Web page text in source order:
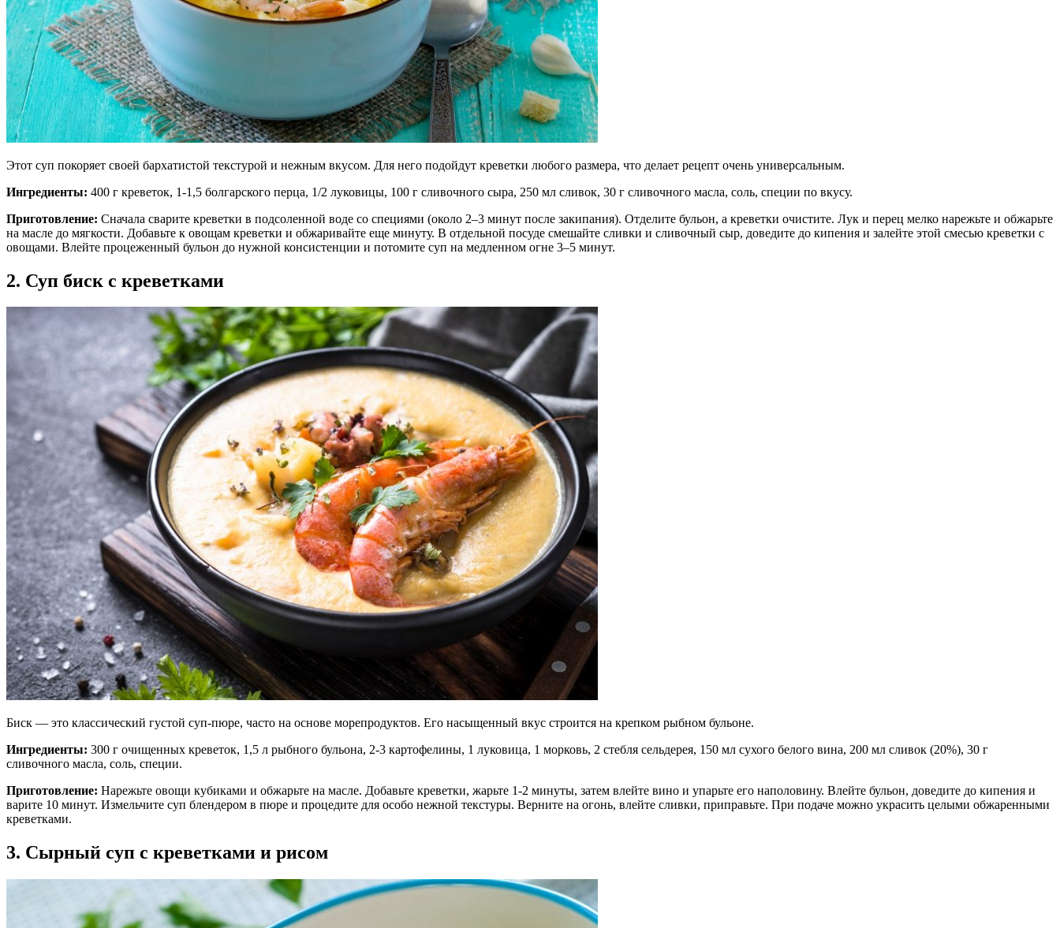
Этот суп покоряет своей бархатистой текстурой и нежным вкусом. Для него подойдут креветки любого размера, что делает рецепт очень универсальным.
Ингредиенты: 400 г креветок, 1-1,5 болгарского перца, 1/2 луковицы, 100 г сливочного сыра, 250 мл сливок, 30 г сливочного масла, соль, специи по вкусу.
Приготовление: Сначала сварите креветки в подсоленной воде со специями (около 2–3 минут после закипания). Отделите бульон, а креветки очистите. Лук и перец мелко нарежьте и обжарьте
на масле до мягкости. Добавьте к овощам креветки и обжаривайте еще минуту. В отдельной посуде смешайте сливки и сливочный сыр, доведите до кипения и залейте этой смесью креветки с
овощами. Влейте процеженный бульон до нужной консистенции и потомите суп на медленном огне 3–5 минут.
2. Суп биск с креветками
Биск — это классический густой суп-пюре, часто на основе морепродуктов. Его насыщенный вкус строится на крепком рыбном бульоне.
Ингредиенты: 300 г очищенных креветок, 1,5 л рыбного бульона, 2-3 картофелины, 1 луковица, 1 морковь, 2 стебля сельдерея, 150 мл сухого белого вина, 200 мл сливок (20%), 30 г
сливочного масла, соль, специи.
Приготовление: Нарежьте овощи кубиками и обжарьте на масле. Добавьте креветки, жарьте 1-2 минуты, затем влейте вино и упарьте его наполовину. Влейте бульон, доведите до кипения и
варите 10 минут. Измельчите суп блендером в пюре и процедите для особо нежной текстуры. Верните на огонь, влейте сливки, приправьте. При подаче можно украсить целыми обжаренными
креветками.
3. Сырный суп с креветками и рисом